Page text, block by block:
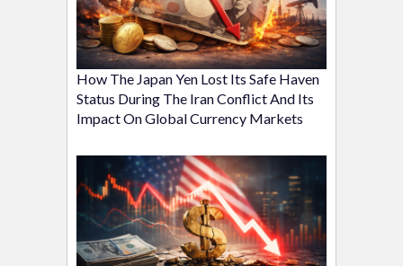
How The Japan Yen Lost Its Safe Haven
Status During The Iran Conflict And Its
Impact On Global Currency Markets